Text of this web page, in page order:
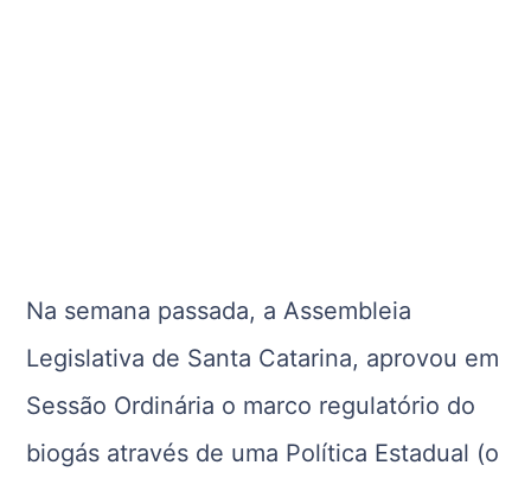
Na semana passada, a Assembleia
Legislativa de Santa Catarina, aprovou em
Sessão Ordinária o marco regulatório do
biogás através de uma Política Estadual (o